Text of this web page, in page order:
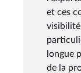
et ces
visibilité
longue
de la